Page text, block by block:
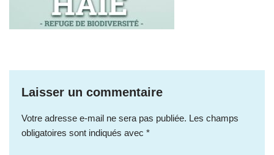
Laisser un commentaire
Votre adresse e-mail ne sera pas publiée. Les champs
obligatoires sont indiqués avec *